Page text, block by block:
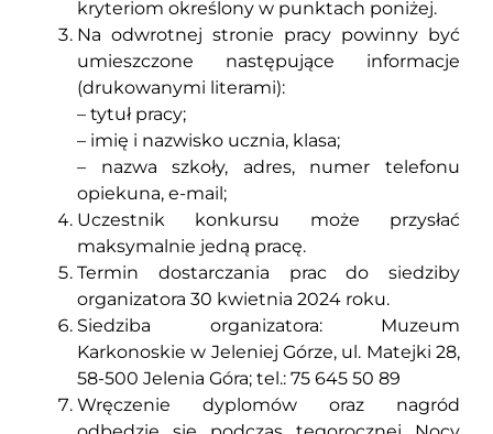
kryteriom określony w punktach poniżej.
Na odwrotnej stronie pracy powinny być
umieszczone następujące informacje
(drukowanymi literami):
– tytuł pracy;
– imię i nazwisko ucznia, klasa;
– nazwa szkoły, adres, numer telefonu
opiekuna, e-mail;
Uczestnik konkursu może przysłać
maksymalnie jedną pracę.
Termin dostarczania prac do siedziby
organizatora 30 kwietnia 2024 roku.
Siedziba organizatora: Muzeum
Karkonoskie w Jeleniej Górze, ul. Matejki 28,
58-500 Jelenia Góra; tel.: 75 645 50 89
Wręczenie dyplomów oraz nagród